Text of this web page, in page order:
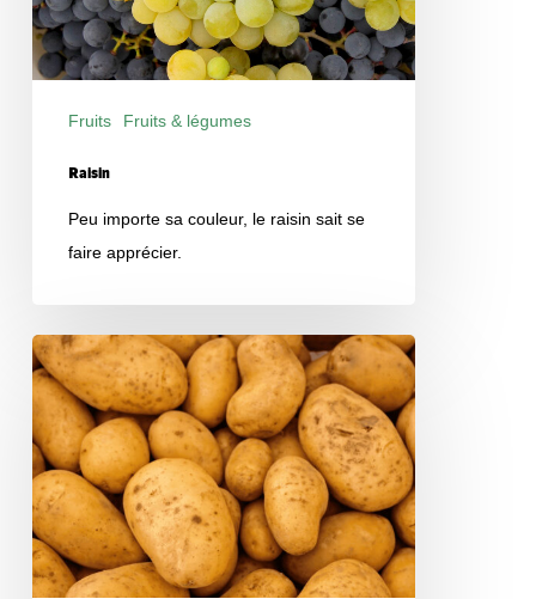
Fruits Fruits & légumes
Raisin
Peu importe sa couleur, le raisin sait se
faire apprécier.
Pomme
de
terre